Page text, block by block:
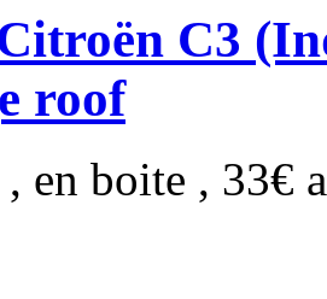
C3
roof
en boite , 33€